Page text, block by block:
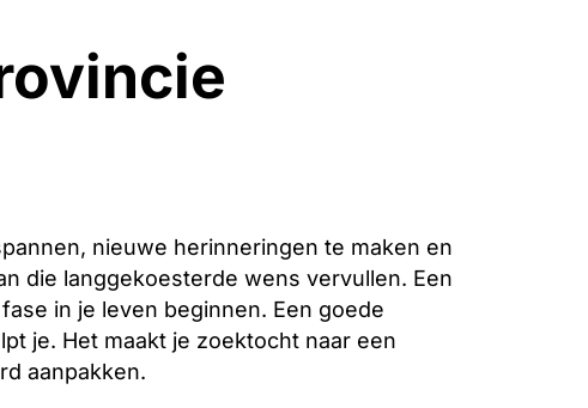
nieuwe herinneringen te maken en
die langgekoesterde wens vervullen. Een
in je leven beginnen. Een goede
je. Het maakt je zoektocht naar een
aanpakken.